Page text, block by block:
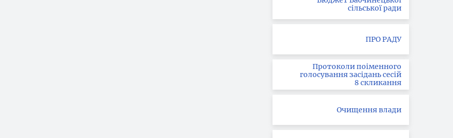
сільської ради
ПРО РАДУ
Протоколи поіменного
голосування засідань сесій
8 скликання
Очищення влади